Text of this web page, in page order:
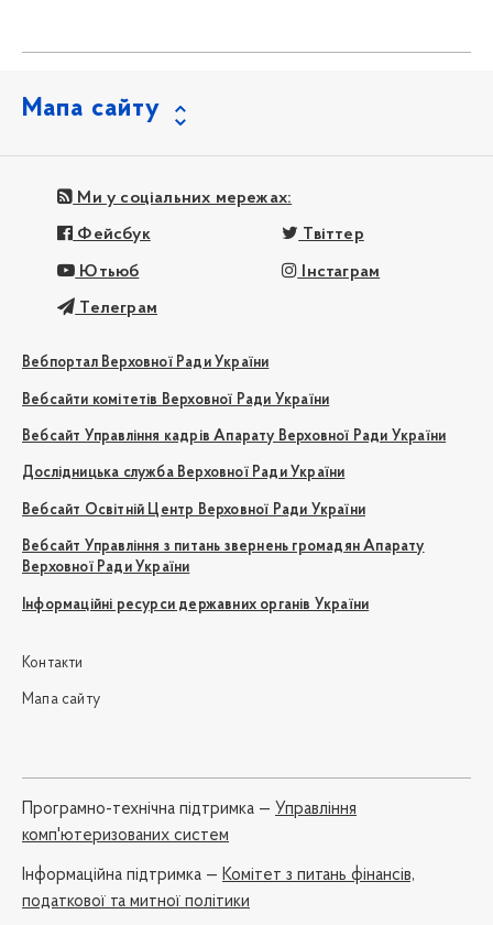
Мапа сайту
Ми у соціальних мережах:
Фейсбук Твіттер
Ютьюб Інстаграм
Телеграм
Вебпортал Верховної Ради України
Вебсайти комітетів Верховної Ради України
Вебсайт Управління кадрів Апарату Верховної Ради України
Дослідницька служба Верховної Ради України
Вебсайт Освітній Центр Верховної Ради України
Вебсайт Управління з питань звернень громадян Апарату
Верховної Ради України
Інформаційні ресурси державних органів України
Контакти
Мапа сайту
Програмно-технічна підтримка — Управління
комп'ютеризованих систем
Iнформаційна підтримка — Комітет з питань фінансів,
податкової та митної політики